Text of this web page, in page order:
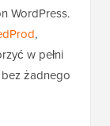
WordPress.
,
w pełni
żadnego